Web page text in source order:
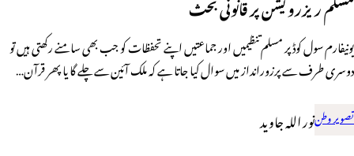
یونیفارم سول کوڈ پر مسلم تنظیمیں اور جماعتیں اپنے تحفظات کو جب بھی سامنے رکھتی ہیں تو
دوسری طرف سے پرزورانداز میں سوال کیا جاتا ہے کہ ملک آئین سے چلے گا یا پھر قرآن…
تصویر وطننور اللہ جاوید